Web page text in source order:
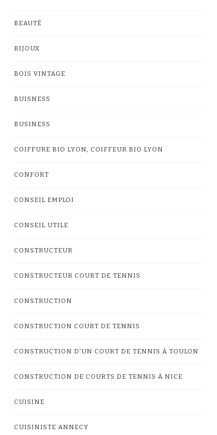
BEAUTÉ
BIJOUX
BOIS VINTAGE
BUISNESS
BUSINESS
COIFFURE BIO LYON, COIFFEUR BIO LYON
CONFORT
CONSEIL EMPLOI
CONSEIL UTILE
CONSTRUCTEUR
CONSTRUCTEUR COURT DE TENNIS
CONSTRUCTION
CONSTRUCTION COURT DE TENNIS
CONSTRUCTION D'UN COURT DE TENNIS À TOULON
CONSTRUCTION DE COURTS DE TENNIS À NICE
CUISINE
CUISINISTE ANNECY